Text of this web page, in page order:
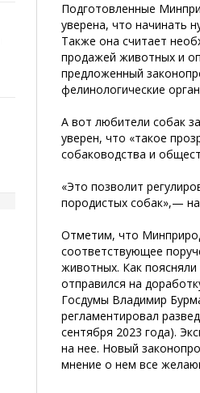
Подготовленные
уверена, что начинать
Также она считает
продажей животных и
предложенный
фелинологические
А вот любители собак
уверен, что «такое
собаководства и
«Это позволит
породистых собак»,—
Отметим, что
соответствующее
животных. Как
отправился на
Госдумы Владимир
регламентировал
сентября 2023 года).
на нее. Новый
мнение о нем все